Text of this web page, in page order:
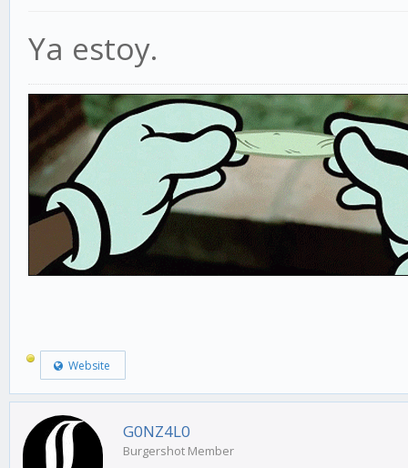
Ya estoy.
Website
G0NZ4L0
Burgershot Member